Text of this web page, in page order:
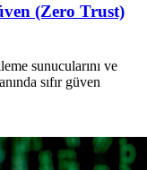
(Zero Trust)
sunucularını ve
sıfır güven